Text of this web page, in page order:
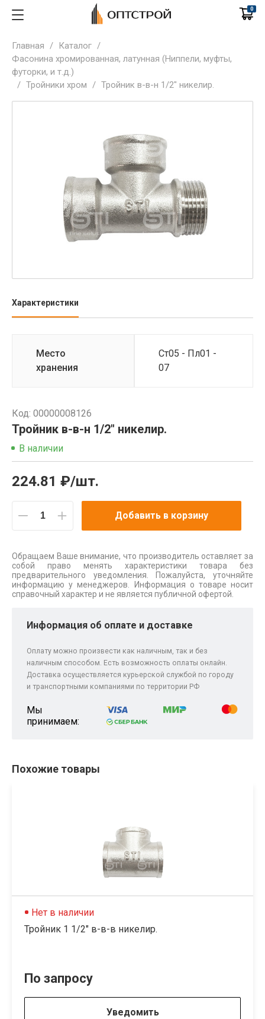
0
Главная / Каталог /
Фасонина хромированная, латунная (Ниппели, муфты,
футорки, и т.д.)
/ Тройники хром / Тройник в-в-н 1/2" никелир.
Характеристики
Место
хранения
Ст05 - Пл01 -
07
Код: 00000008126
Тройник в-в-н 1/2" никелир.
В наличии
224.81 ₽/шт.
Добавить в корзину
Обращаем Ваше внимание, что производитель оставляет за
собой право менять характеристики товара без
предварительного уведомления. Пожалуйста, уточняйте
информацию у менеджеров. Информация о товаре носит
справочный характер и не является публичной офертой.
Информация об оплате и доставке
Оплату можно произвести как наличным, так и без
наличным способом. Есть возможность оплаты онлайн.
Доставка осуществляется курьерской службой по городу
и транспортными компаниями по территории РФ
Мы
принимаем:
Похожие товары
Нет в наличии
Тройник 1 1/2" в-в-в никелир.
По запросу
Уведомить